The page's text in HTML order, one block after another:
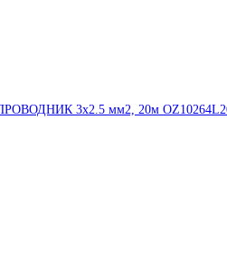
ПРОВОДНИК 3x2.5 мм2, 20м